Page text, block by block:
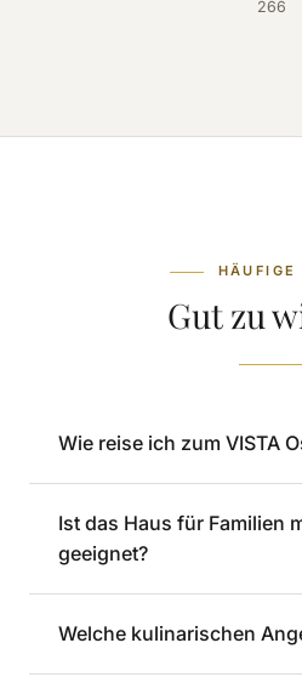
266
HÄUFIGE
Gut zu
Wie reise ich zum VISTA
Ist das Haus für Familien
geeignet?
Welche kulinarischen